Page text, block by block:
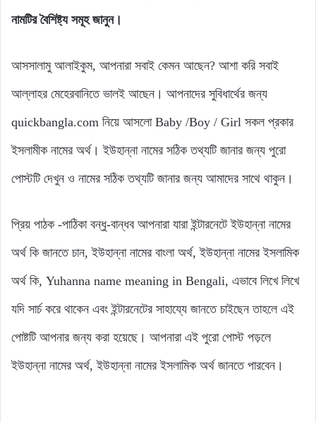
নামটির বৈশিষ্ট্য সমূহ জানুন।
আসসালামু আলাইকুম, আপনারা সবাই কেমন আছেন? আশা করি সবাই
আল্লাহর মেহেরবানিতে ভালই আছেন। আপনাদের সুবিধার্থের জন্য
quickbangla.com নিয়ে আসলো Baby /Boy / Girl সকল প্রকার
ইসলামীক নামের অর্থ। ইউহান্না নামের সঠিক তথ্যটি জানার জন্য পুরো
পোস্টটি দেখুন ও নামের সঠিক তথ্যটি জানার জন্য আমাদের সাথে থাকুন।
প্রিয় পাঠক -পাঠিকা বন্ধু-বান্ধব আপনারা যারা ইন্টারনেটে ইউহান্না নামের
অর্থ কি জানতে চান, ইউহান্না নামের বাংলা অর্থ, ইউহান্না নামের ইসলামিক
অর্থ কি, Yuhanna name meaning in Bengali, এভাবে লিখে লিখে
যদি সার্চ করে থাকেন এবং ইন্টারনেটের সাহায্যে জানতে চাইছেন তাহলে এই
পোষ্টটি আপনার জন্য করা হয়েছে। আপনারা এই পুরো পোস্ট পড়লে
ইউহান্না নামের অর্থ, ইউহান্না নামের ইসলামিক অর্থ জানতে পারবেন।